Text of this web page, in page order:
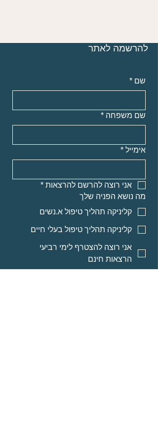
להרשמה לאתר
שם *
שם משפחה *
אימייל *
אני רוצה להרשם להרצאות *
מה נושא הפניה שלך
קליניקה תהליך טיפול א.נשים
קליניקה תהליך טיפול בעלי חיים
אני רוצה להצטרף לימי רביעי
הרצאות חינם